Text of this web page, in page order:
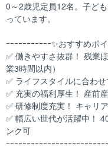
0～2歳児定員12名。子ど
っています。
ｰｰｰｰｰｰｰｰｰｰｰ✨おすすめポ
✅ 働きやすさ抜群！ 残業
業3時間以内）
✅ ライフスタイルに合わ
✅ 充実の福利厚生！ 産前
✅ 研修制度充実！ キャリ
✅ 幅広い世代が活躍中！
ンク可
ｰｰｰｰｰｰｰｰｰｰｰｰｰｰｰｰｰｰｰｰｰｰｰ